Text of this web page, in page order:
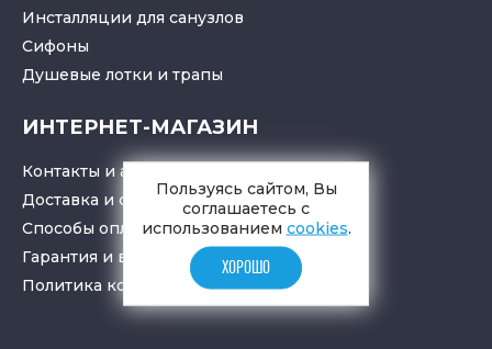
Инсталляции для санузлов
Cифоны
Душевые лотки и трапы
ИНТЕРНЕТ-МАГАЗИН
Контакты и адрес
Доставка и самовывоз
Способы оплаты
Гарантия и возврат товара
Политика конфиденциальности
Пользуясь сайтом, Вы
соглашаетесь с
использованием cookies.
ХОРОШО